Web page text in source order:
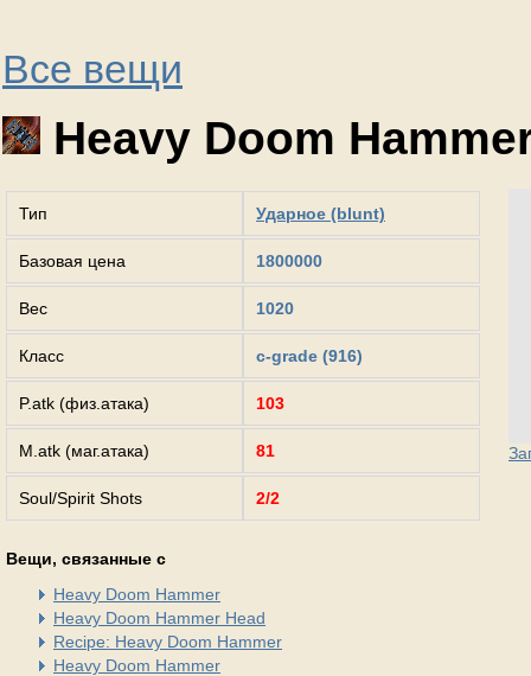
Все вещи
Heavy Doom
Тип Ударное (blunt)
Базовая цена 1800000
Вес 1020
Класс c-grade (916)
P.atk (физ.атака) 103
M.atk (маг.атака) 81
Soul/Spirit Shots 2/2
Вещи, связанные с
Heavy Doom Hammer
Heavy Doom Hammer Head
Recipe: Heavy Doom Hammer
Heavy Doom Hammer